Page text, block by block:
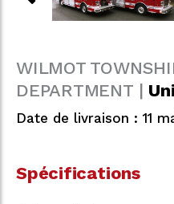
WILMOT
DEPARTMENT |
Date de livraison : 11
Spécifications